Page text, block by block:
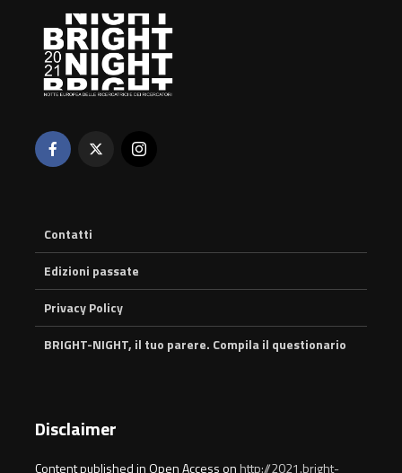
Contatti
Edizioni passate
Privacy Policy
BRIGHT-NIGHT, il tuo parere. Compila il questionario
Disclaimer
Content published in Open Access onhttp://2021.bright-